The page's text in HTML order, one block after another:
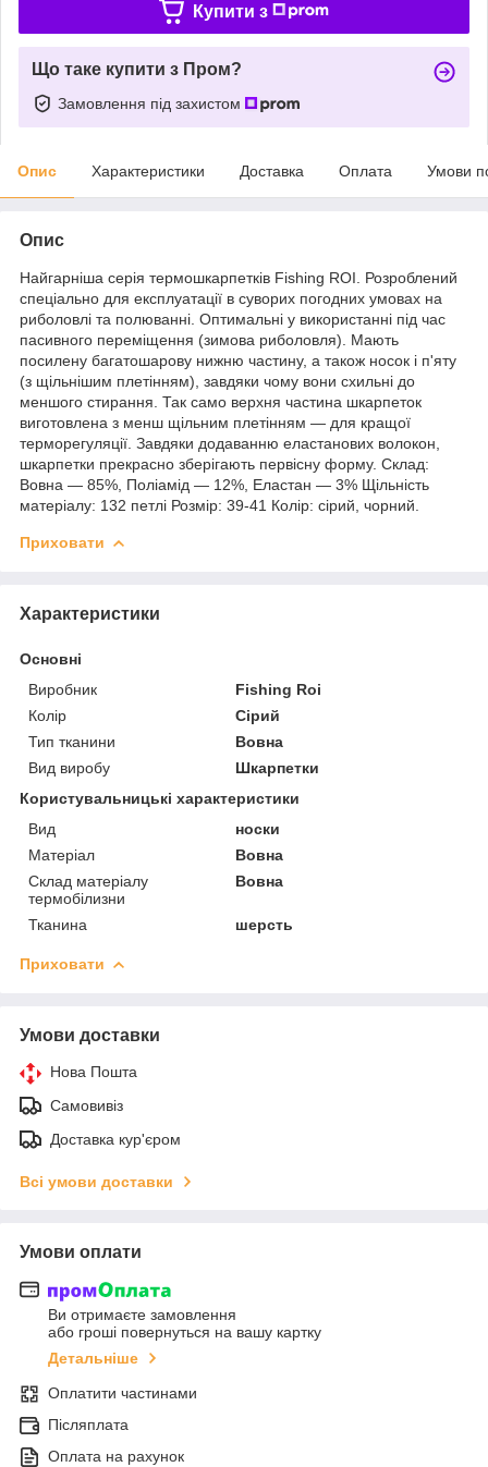
Купити з
Що таке купити з Пром?
Замовлення під захистом
Опис Характеристики Доставка Оплата Умови
Опис
Найгарніша серія термошкарпетків Fishing ROI. Розроблений
спеціально для експлуатації в суворих погодних умовах на
риболовлі та полюванні. Оптимальні у використанні під час
пасивного переміщення (зимова риболовля). Мають
посилену багатошарову нижню частину, а також носок і п'яту
(з щільнішим плетінням), завдяки чому вони схильні до
меншого стирання. Так само верхня частина шкарпеток
виготовлена з менш щільним плетінням — для кращої
терморегуляції. Завдяки додаванню еластанових волокон,
шкарпетки прекрасно зберігають первісну форму. Склад:
Вовна — 85%, Поліамід — 12%, Еластан — 3% Щільність
матеріалу: 132 петлі Розмір: 39-41 Колір: сірий, чорний.
Приховати
Характеристики
Основні
Виробник
Fishing Roi
Колір
Сірий
Тип тканини
Вовна
Вид виробу
Шкарпетки
Користувальницькі характеристики
Вид
носки
Матеріал
Вовна
Склад матеріалу
термобілизни
Вовна
Тканина шерсть
Приховати
Умови доставки
Нова Пошта
Самовивіз
Доставка кур'єром
Всі умови доставки
Умови оплати
Ви отримаєте замовлення
або гроші повернуться на вашу картку
Детальніше
Оплатити частинами
Післяплата
Оплата на рахунок